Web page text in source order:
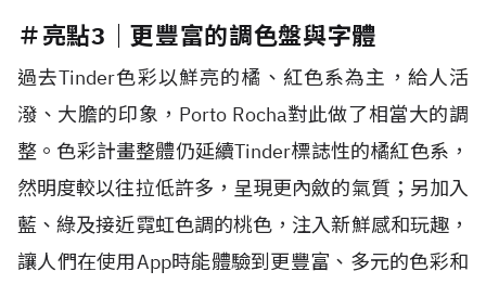
＃亮點3｜更豐富的調色盤與字體
過去Tinder色彩以鮮亮的橘、紅色系為主，給人活
潑、大膽的印象，Porto Rocha對此做了相當大的調
整。色彩計畫整體仍延續Tinder標誌性的橘紅色系，
然明度較以往拉低許多，呈現更內斂的氣質；另加入
藍、綠及接近霓虹色調的桃色，注入新鮮感和玩趣，
讓人們在使用App時能體驗到更豐富、多元的色彩和